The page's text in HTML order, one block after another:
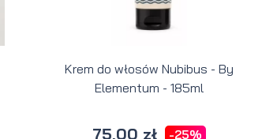
Krem do włosów Nubibus - By
Elementum - 185ml
75,00 zł -25%